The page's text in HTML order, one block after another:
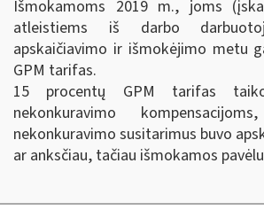
Išmokamoms 2019 m., joms
atleistiems iš darbo
apskaičiavimo ir išmokėjimo metu
GPM tarifas.
15 procentų GPM tarifas
nekonkuravimo
nekonkuravimo susitarimus buvo
ar anksčiau, tačiau išmokamos